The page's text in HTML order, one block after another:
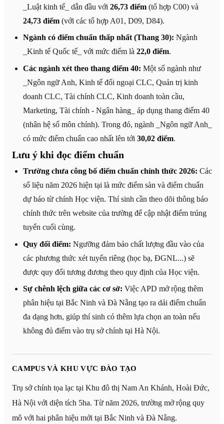
_Luật kinh tế_ dẫn đầu với 26,73 điểm(tổ hợp C00) và
24,73 điểm(với các tổ hợp A01, D09, D84).
Ngành có điểm chuẩn thấp nhất (Thang 30): Ngành
_Kinh tế Quốc tế_ với mức điểm là 22,0 điểm.
Các ngành xét theo thang điểm 40: Một số ngành như
_Ngôn ngữ Anh, Kinh tế đối ngoại CLC, Quản trị kinh
doanh CLC, Tài chính CLC, Kinh doanh toàn cầu,
Marketing, Tài chính - Ngân hàng_ áp dụng thang điểm 40
(nhân hệ số môn chính). Trong đó, ngành _Ngôn ngữ Anh_
có mức điểm chuẩn cao nhất lên tới 30,02 điểm.
Lưu ý khi đọc điểm chuẩn
Trường chưa công bố điểm chuẩn chính thức 2026: Các
số liệu năm 2026 hiện tại là mức điểm sàn và điểm chuẩn
dự báo từ chính Học viện. Thí sinh cần theo dõi thông báo
chính thức trên website của trường để cập nhật điểm trúng
tuyển cuối cùng.
Quy đổi điểm: Ngưỡng đảm bảo chất lượng đầu vào của
các phương thức xét tuyển riêng (học bạ, ĐGNL...) sẽ
được quy đổi tương đương theo quy định của Học viện.
Sự chênh lệch giữa các cơ sở: Việc APD mở rộng thêm
phân hiệu tại Bắc Ninh và Đà Nẵng tạo ra dải điểm chuẩn
đa dạng hơn, giúp thí sinh có thêm lựa chọn an toàn nếu
không đủ điểm vào trụ sở chính tại Hà Nội.
CAMPUS VÀ KHU VỰC ĐÀO TẠO
Trụ sở chính tọa lạc tại Khu đô thị Nam An Khánh, Hoài Đức,
Hà Nội với diện tích 5ha. Từ năm 2026, trường mở rộng quy
mô với hai phân hiệu mới tại Bắc Ninh và Đà Nẵng.